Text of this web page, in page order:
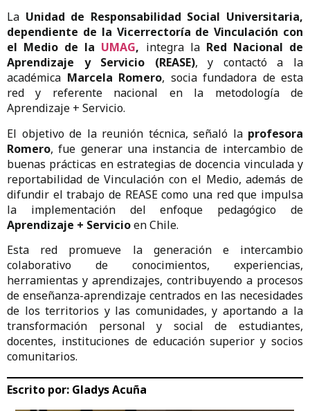
La Unidad de Responsabilidad Social Universitaria,
dependiente de la Vicerrectoría de Vinculación con
el Medio de la UMAG, integra la Red Nacional de
Aprendizaje y Servicio (REASE), y contactó a la
académica Marcela Romero, socia fundadora de esta
red y referente nacional en la metodología de
Aprendizaje + Servicio.
El objetivo de la reunión técnica, señaló la profesora
Romero, fue generar una instancia de intercambio de
buenas prácticas en estrategias de docencia vinculada y
reportabilidad de Vinculación con el Medio, además de
difundir el trabajo de REASE como una red que impulsa
la implementación del enfoque pedagógico de
Aprendizaje + Servicioen Chile.
Esta red promueve la generación e intercambio
colaborativo de conocimientos, experiencias,
herramientas y aprendizajes, contribuyendo a procesos
de enseñanza-aprendizaje centrados en las necesidades
de los territorios y las comunidades, y aportando a la
transformación personal y social de estudiantes,
docentes, instituciones de educación superior y socios
comunitarios.
Escrito por: Gladys Acuña